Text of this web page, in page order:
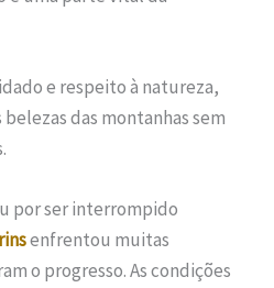
e respeito à natureza,
das montanhas sem
por ser interrompido
enfrentou muitas
o progresso. As condições